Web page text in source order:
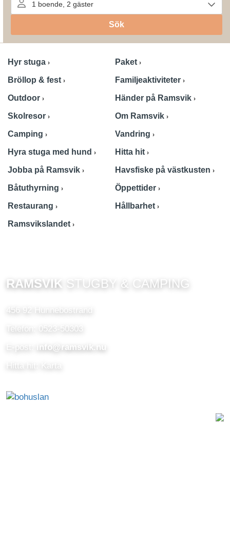
Hyr stuga Paket
Bröllop & fest Familjeaktiviteter
Outdoor Händer på Ramsvik
Skolresor Om Ramsvik
Camping Vandring
Hyra stuga med hund Hitta hit
Jobba på Ramsvik Havsfiske på västkusten
Båtuthyrning Öppettider
Restaurang Hållbarhet
Ramsvikslandet
RAMSVIK STUGBY & CAMPING
456 92 Hunnebostrand
Telefon: 0523-50303
E-post:
info@ramsvik.nu
Hitta hit: Karta